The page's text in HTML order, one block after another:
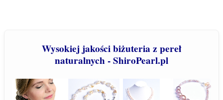
Wysokiej jakości biżuteria z pereł
naturalnych - ShiroPearl.pl